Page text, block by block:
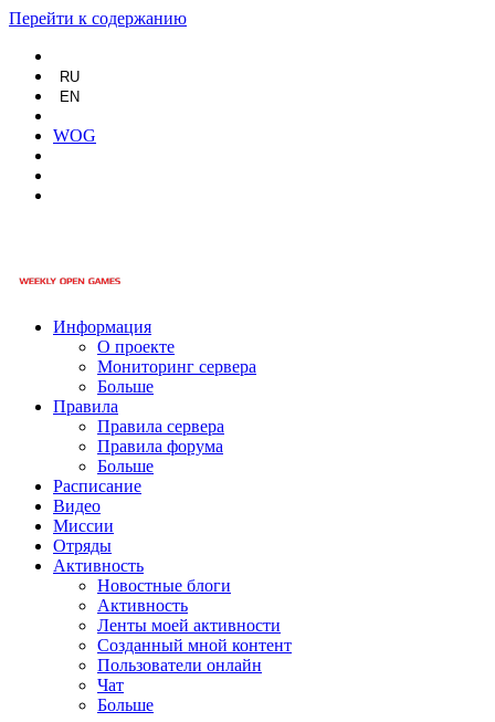
Перейти к содержанию
RU
EN
WOG
Информация
О проекте
Мониторинг сервера
Больше
Правила
Правила сервера
Правила форума
Больше
Расписание
Видео
Миссии
Отряды
Активность
Новостные блоги
Активность
Ленты моей активности
Созданный мной контент
Пользователи онлайн
Чат
Больше